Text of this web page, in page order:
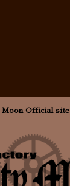
Moon Official site